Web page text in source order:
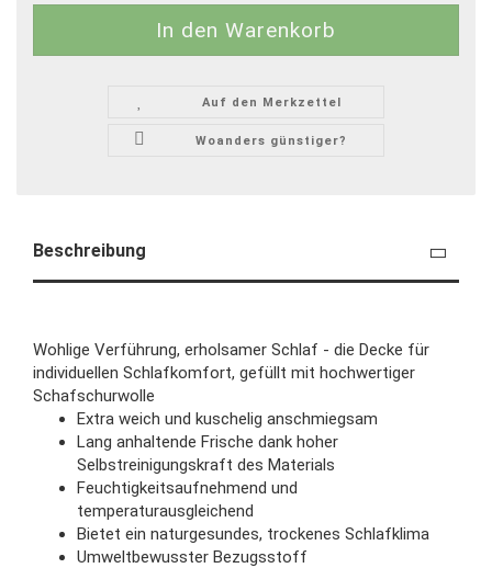
Auf den Merkzettel
Woanders günstiger?
Beschreibung
Wohlige Verführung, erholsamer Schlaf - die Decke für
individuellen Schlafkomfort, gefüllt mit hochwertiger
Schafschurwolle
Extra weich und kuschelig anschmiegsam
Lang anhaltende Frische dank hoher
Selbstreinigungskraft des Materials
Feuchtigkeitsaufnehmend und
temperaturausgleichend
Bietet ein naturgesundes, trockenes Schlafklima
Umweltbewusster Bezugsstoff